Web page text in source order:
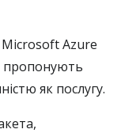
Microsoft Azure
пропонують
як послугу.